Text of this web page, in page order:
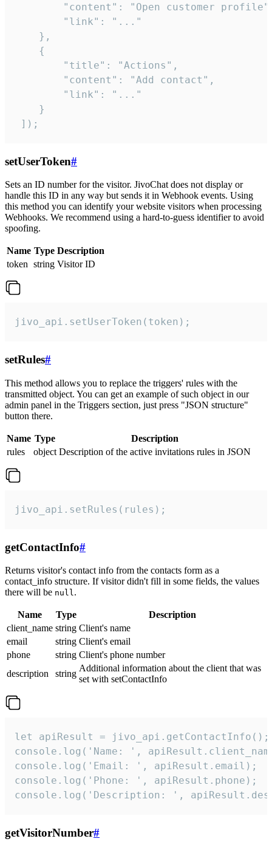
"content": "Open customer
        "link": "..."
    },
    {
        "title": "Actions",
        "content": "Add contact",
        "link": "..."
    }
]);
setUserToken#
Sets an ID number for the visitor. JivoChat does not display or
handle this ID in any way but sends it in Webhook events. Using
this method you can identify your website visitors when processing
Webhooks. We recommend using a hard-to-guess identifier to avoid
spoofing.
Name Type Description
token string Visitor ID
jivo_api.setUserToken(token);
setRules#
This method allows you to replace the triggers' rules with the
transmitted object. You can get an example of such object in our
admin panel in the Triggers section, just press "JSON structure"
button there.
Name Type
Description
rules
object Description of the active invitations rules in JSON
jivo_api.setRules(rules);
getContactInfo#
Returns visitor's contact info from the contacts form as a
contact_info structure. If visitor didn't fill in some fields, the values
there will be null.
Name Type
Description
client_name string Client's name
email
string Client's email
phone
string Client's phone number
description
string
Additional information about the client that was
set with setContactInfo
let apiResult = jivo_api.getContactInfo();
console.log('Name: ',
console.log('Email: ', apiResult.email);
console.log('Phone: ', apiResult.phone);
console.log('Description: ',
getVisitorNumber#